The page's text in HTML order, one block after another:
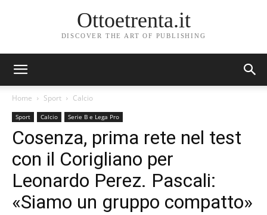
Ottoetrenta.it
DISCOVER THE ART OF PUBLISHING
Home Sport Calcio
Sport Calcio Serie B e Lega Pro
Cosenza, prima rete nel test
con il Corigliano per
Leonardo Perez. Pascali:
«Siamo un gruppo compatto»